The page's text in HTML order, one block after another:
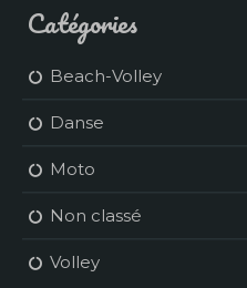
Catégories
Beach-Volley
Danse
Moto
Non classé
Volley